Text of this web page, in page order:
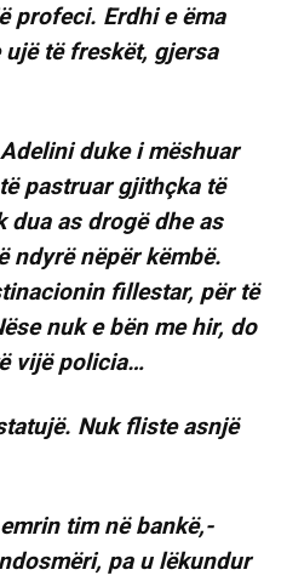
profeci. Erdhi e ëma
të freskët, gjersa
duke i mëshuar
pastruar gjithçka të
dua as drogë dhe as
ndyrë nëpër këmbë.
fillestar, për të
nuk e bën me hir, do
vijë policia…
Nuk fliste asnjë
tim në bankë,-
pa u lëkundur